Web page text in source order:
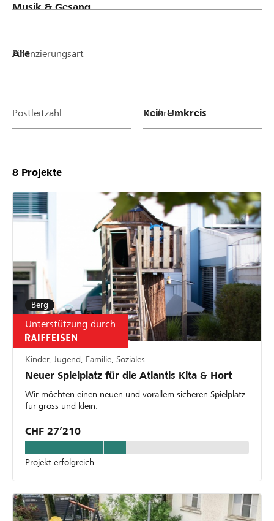
Finanzierungsart
Postleitzahl Umkreis
8 Projekte
Berg
Unterstützung durch
Kinder, Jugend, Familie, Soziales
Neuer Spielplatz für die Atlantis Kita & Hort
Wir möchten einen neuen und vorallem sicheren Spielplatz
für gross und klein.
CHF 27’210
Projekt erfolgreich